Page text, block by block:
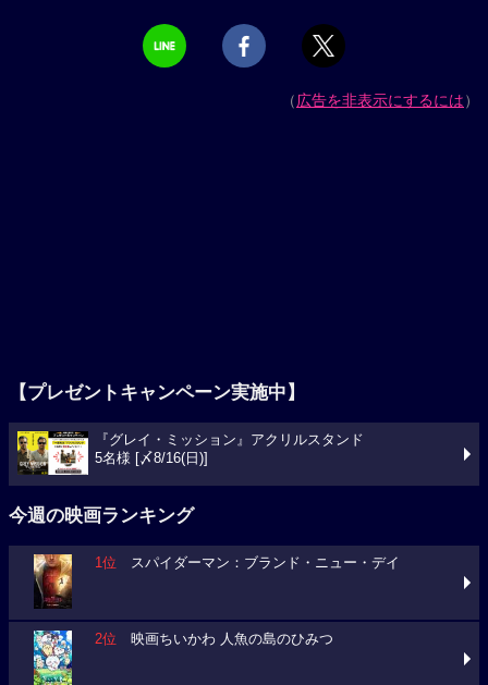
（広告を非表示にするには）
【プレゼントキャンペーン実施中】
『グレイ・ミッション』アクリルスタンド
5名様 [〆8/16(日)]
今週の映画ランキング
1位 スパイダーマン：ブランド・ニュー・デイ
2位 映画ちいかわ 人魚の島のひみつ